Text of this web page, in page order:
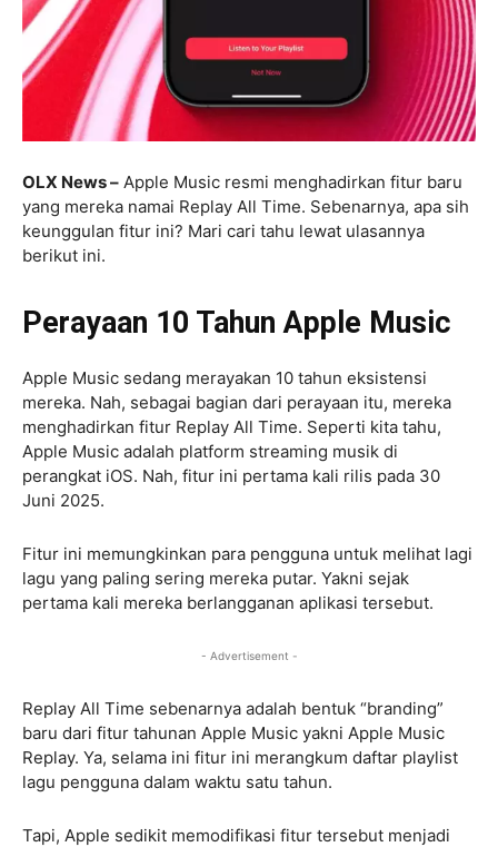
OLX News – Apple Music resmi menghadirkan fitur baru
yang mereka namai Replay All Time. Sebenarnya, apa sih
keunggulan fitur ini? Mari cari tahu lewat ulasannya
berikut ini.
Perayaan 10 Tahun Apple Music
Apple Music sedang merayakan 10 tahun eksistensi
mereka. Nah, sebagai bagian dari perayaan itu, mereka
menghadirkan fitur Replay All Time. Seperti kita tahu,
Apple Music adalah platform streaming musik di
perangkat iOS. Nah, fitur ini pertama kali rilis pada 30
Juni 2025.
Fitur ini memungkinkan para pengguna untuk melihat lagi
lagu yang paling sering mereka putar. Yakni sejak
pertama kali mereka berlangganan aplikasi tersebut.
- Advertisement -
Replay All Time sebenarnya adalah bentuk “branding”
baru dari fitur tahunan Apple Music yakni Apple Music
Replay. Ya, selama ini fitur ini merangkum daftar playlist
lagu pengguna dalam waktu satu tahun.
Tapi, Apple sedikit memodifikasi fitur tersebut menjadi